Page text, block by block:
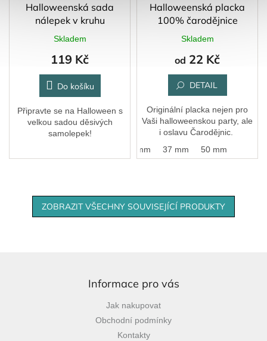
Halloweenská sada
nálepek v kruhu
Skladem
119 Kč
Do košíku
Připravte se na Halloween s
velkou sadou děsivých
samolepek!
Halloweenská placka
100% čarodějnice
Skladem
od 22 Kč
DETAIL
Originální placka nejen pro
Vaši halloweenskou party, ale
i oslavu Čarodějnic.
25 mm
37 mm 50 mm
ZOBRAZIT VŠECHNY SOUVISEJÍCÍ PRODUKTY
Informace pro vás
Jak nakupovat
Obchodní podmínky
Kontakty